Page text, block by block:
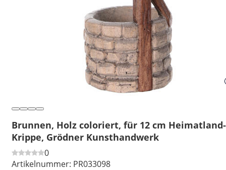
Brunnen, Holz coloriert, für 12 cm Heimatland-
Krippe, Grödner Kunsthandwerk
0
Artikelnummer: PR033098